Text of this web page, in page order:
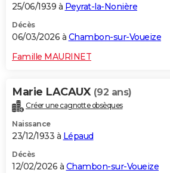
25/06/1939 à Peyrat-la-Nonière
Décès
06/03/2026 à Chambon-sur-Voueize
Famille MAURINET
Marie LACAUX (92 ans)
Créer une cagnotte obsèques
Naissance
23/12/1933 à Lépaud
Décès
12/02/2026 à Chambon-sur-Voueize